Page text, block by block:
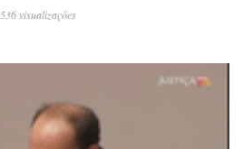
536 visualizações